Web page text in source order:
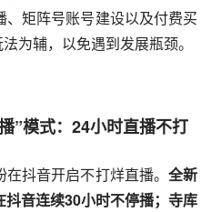
矩阵号账号建设以及付费买
为辅，以免遇到发展瓶颈。
”模式：24小时直播不打
抖音开启不打烊直播。 全新
音连续30小时不停播；寺库